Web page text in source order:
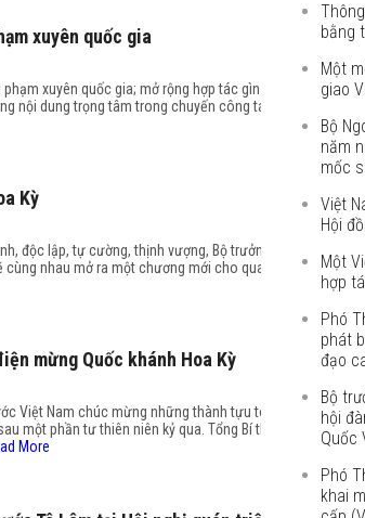
xuyên quốc gia
xuyên quốc gia; mở rộng hợp tác gìn giữ
nội dung trọng tâm trong chuyến công tác
Kỳ
độc lập, tự cường, thịnh vượng, Bộ trưởng
cùng nhau mở ra một chương mới cho quan
mừng Quốc khánh Hoa Kỳ
Việt Nam chúc mừng những thành tựu to
một phần tư thiên niên kỷ qua. Tổng Bí thư
More
bằng
Một
giao
Bộ
năm
mốc
Việt
Hội
Một
hợp
Phó
phát
đạo
Bộ
hội
Quốc
Phó
khai